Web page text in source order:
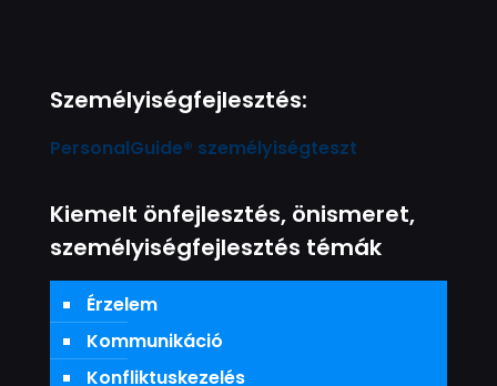
Személyiségfejlesztés:
PersonalGuide® személyiségteszt
Kiemelt önfejlesztés, önismeret,
személyiségfejlesztés témák
Érzelem
Kommunikáció
Konfliktuskezelés